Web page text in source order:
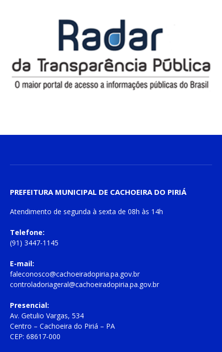
PREFEITURA MUNICIPAL DE CACHOEIRA DO PIRIÁ
Atendimento de segunda à sexta de 08h às 14h
Telefone:
(91) 3447-1145
E-mail:
faleconosco@cachoeiradopiria.pa.gov.br
controladoriageral@cachoeiradopiria.pa.gov.br
Presencial:
Av. Getulio Vargas, 534
Centro – Cachoeira do Piriá – PA
CEP: 68617-000